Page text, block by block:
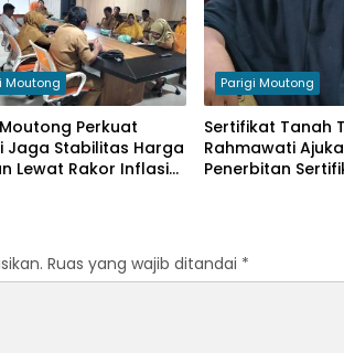
Moutong
Perkuat
Jaga Stabilitas Harga
Lewat Rakor Inflasi
Parigi Moutong
Sertifikat Tanah
Rahmawati
Penerbitan
Ruas yang wajib ditandai *